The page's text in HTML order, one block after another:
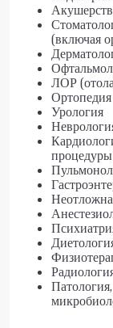
(включая
ЛОР
Урология